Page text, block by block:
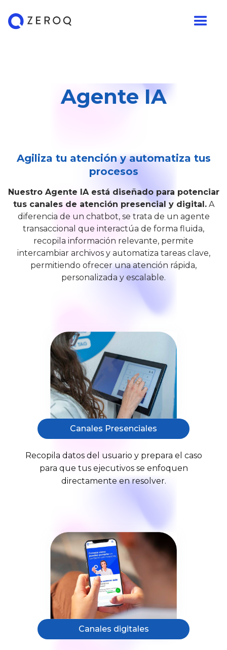
Agente IA
Agiliza tu atención y automatiza tus
procesos
Nuestro Agente IA está diseñado para potenciar
tus canales de atención presencial y digital.A
diferencia de un chatbot, se trata de un agente
transaccional que interactúa de forma fluida,
recopila información relevante, permite
intercambiar archivos y automatiza tareas clave,
permitiendo ofrecer una atención rápida,
personalizada y escalable.
Canales Presenciales
Recopila datos del usuario y prepara el caso
para que tus ejecutivos se enfoquen
directamente en resolver.
Canales digitales